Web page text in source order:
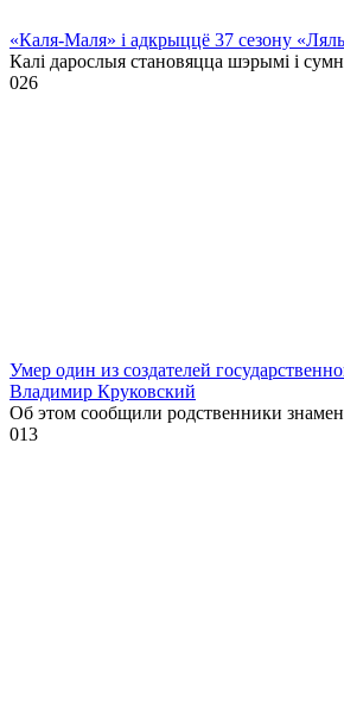
«Каля-Маля» і адкрыццё 37 сезону
Калі дарослыя становяцца шэрымі і
026
Умер один из создателей
Владимир Круковский
Об этом сообщили родственники
013